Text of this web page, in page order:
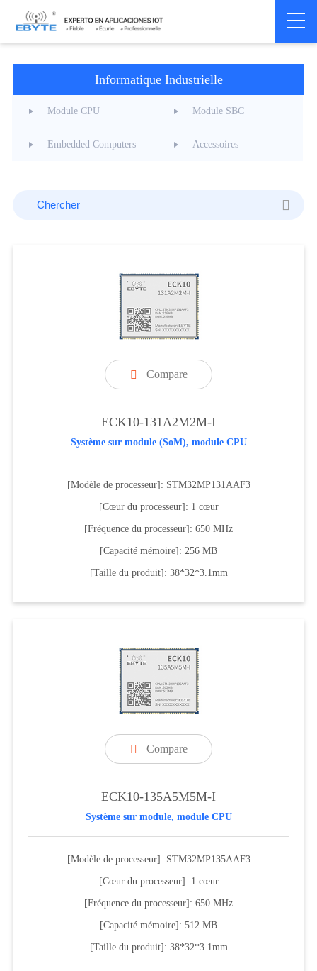
Home > Informatique Industrielle
Informatique Industrielle
Module CPU Module SBC
Embedded Computers Accessoires
 Compare
ECK10-131A2M2M-I
Système sur module (SoM), module CPU
[Modèle de processeur]: STM32MP131AAF3
[Cœur du processeur]: 1 cœur
[Fréquence du processeur]: 650 MHz
[Capacité mémoire]: 256 MB
[Taille du produit]: 38*32*3.1mm
 Compare
ECK10-135A5M5M-I
Système sur module, module CPU
[Modèle de processeur]: STM32MP135AAF3
[Cœur du processeur]: 1 cœur
[Fréquence du processeur]: 650 MHz
[Capacité mémoire]: 512 MB
[Taille du produit]: 38*32*3.1mm